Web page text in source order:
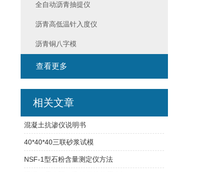
全自动沥青抽提仪
沥青高低温针入度仪
沥青铜八字模
查看更多
相关文章
混凝土抗渗仪说明书
40*40*40三联砂浆试模
NSF-1型石粉含量测定仪方法